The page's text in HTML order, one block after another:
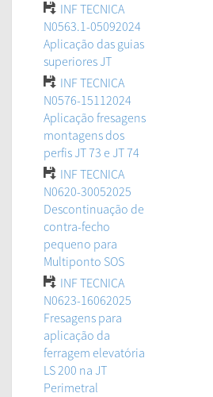
INF TECNICA
N0563.1-05092024
Aplicação das guias
superiores JT
INF TECNICA
N0576-15112024
Aplicação fresagens
montagens dos
perfis JT 73 e JT 74
INF TECNICA
N0620-30052025
Descontinuação de
contra-fecho
pequeno para
Multiponto SOS
INF TECNICA
N0623-16062025
Fresagens para
aplicação da
ferragem elevatória
LS 200 na JT
Perimetral